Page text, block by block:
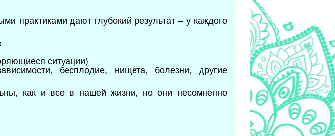
практиками дают глубокий результат – у каждого
ситуации)
бесплодие, нищета, болезни, другие
как и все в нашей жизни, но они несомненно